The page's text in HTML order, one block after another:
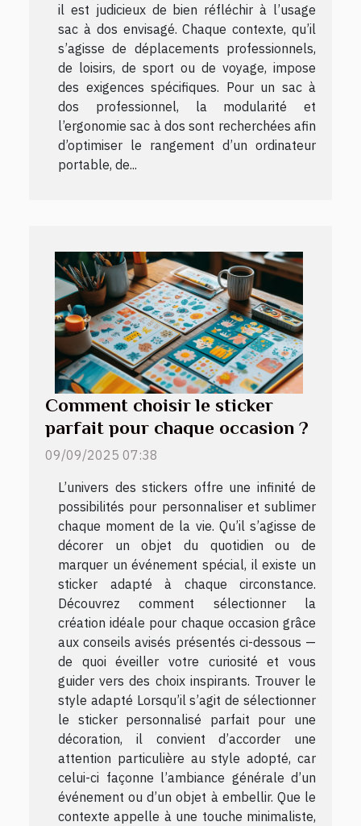
il est judicieux de bien réfléchir à l’usage
sac à dos envisagé. Chaque contexte, qu’il
s’agisse de déplacements professionnels,
de loisirs, de sport ou de voyage, impose
des exigences spécifiques. Pour un sac à
dos professionnel, la modularité et
l’ergonomie sac à dos sont recherchées afin
d’optimiser le rangement d’un ordinateur
portable, de...
Comment choisir le sticker
parfait pour chaque occasion ?
09/09/2025 07:38
L’univers des stickers offre une infinité de
possibilités pour personnaliser et sublimer
chaque moment de la vie. Qu’il s’agisse de
décorer un objet du quotidien ou de
marquer un événement spécial, il existe un
sticker adapté à chaque circonstance.
Découvrez comment sélectionner la
création idéale pour chaque occasion grâce
aux conseils avisés présentés ci-dessous —
de quoi éveiller votre curiosité et vous
guider vers des choix inspirants. Trouver le
style adapté Lorsqu’il s’agit de sélectionner
le sticker personnalisé parfait pour une
décoration, il convient d’accorder une
attention particulière au style adopté, car
celui-ci façonne l’ambiance générale d’un
événement ou d’un objet à embellir. Que le
contexte appelle à une touche minimaliste,